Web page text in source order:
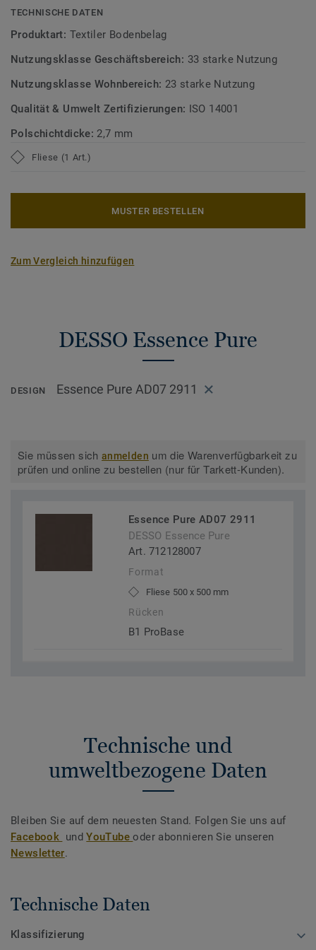
TECHNISCHE DATEN
Produktart: Textiler Bodenbelag
Nutzungsklasse Geschäftsbereich: 33 starke Nutzung
Nutzungsklasse Wohnbereich: 23 starke Nutzung
Qualität & Umwelt Zertifizierungen: ISO 14001
Polschichtdicke: 2,7 mm
Fliese (1 Art.)
MUSTER BESTELLEN
Zum Vergleich hinzufügen
DESSO Essence Pure
DESIGN Essence Pure AD07 2911
Sie müssen sichanmelden um die Warenverfügbarkeit zu
prüfen und online zu bestellen (nur für Tarkett-Kunden).
Essence Pure AD07 2911
DESSO Essence Pure
Art. 712128007
Format
Fliese 500 x 500 mm
Rücken
B1 ProBase
Technische und
umweltbezogene Daten
Bleiben Sie auf dem neuesten Stand. Folgen Sie uns auf
Facebook undYouTubeoder abonnieren Sie unseren
Newsletter.
Technische Daten
Klassifizierung